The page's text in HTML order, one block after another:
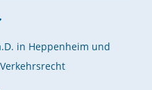
in Heppenheim und